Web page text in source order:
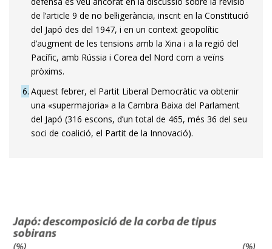
de l’article 9 de no bel·ligerància, inscrit en la Constitució
del Japó des del 1947, i en un context geopolític
d’augment de les tensions amb la Xina i a la regió del
Pacífic, amb Rússia i Corea del Nord com a veïns
pròxims.
6 Aquest febrer, el Partit Liberal Democràtic va obtenir
una «supermajoria» a la Cambra Baixa del Parlament
del Japó (316 escons, d’un total de 465, més 36 del seu
soci de coalició, el Partit de la Innovació).